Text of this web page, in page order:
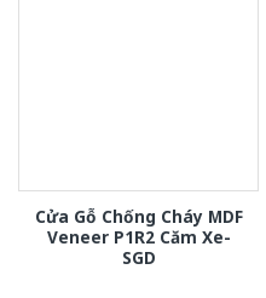
Cửa Gỗ Chống Cháy MDF
Veneer P1R2 Căm Xe-
SGD